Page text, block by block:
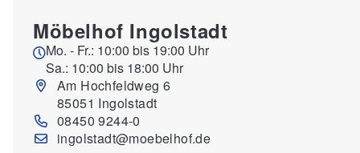
Möbelhof Ingolstadt
Mo. - Fr.: 10:00 bis 19:00 Uhr
Sa.: 10:00 bis 18:00 Uhr
Am Hochfeldweg 6
85051 Ingolstadt
08450 9244-0
ingolstadt@moebelhof.de